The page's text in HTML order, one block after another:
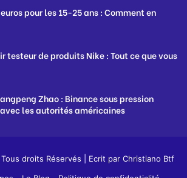
pour les 15-25 ans : Comment en
testeur de produits Nike : Tout ce que vous
Zhao : Binance sous pression
les autorités américaines
droits Réservés | Ecrit par Christiano Btf